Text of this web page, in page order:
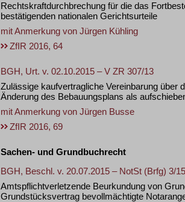
Rechtskraftdurchbrechung für die das
bestätigenden nationalen Gerichtsurteile
mit Anmerkung von Jürgen Kühling
ZfIR 2016, 64
BGH, Urt. v. 02.10.2015 – V ZR 307/13
Zulässige kaufvertragliche Vereinbarung über
Änderung des Bebauungsplans als
mit Anmerkung von Jürgen Busse
ZfIR 2016, 69
Sachen- und Grundbuchrecht
BGH, Beschl. v. 20.07.2015 – NotSt (Brfg) 3/15
Amtspflichtverletzende Beurkundung von
Grundstücksvertrag bevollmächtigte